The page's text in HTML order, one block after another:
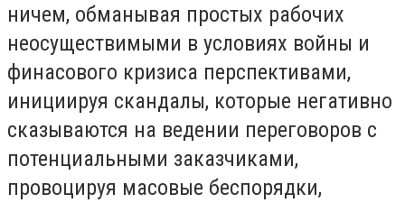
ничем, обманывая простых рабочих
неосуществимыми в условиях войны и
финасового кризиса перспективами,
инициируя скандалы, которые негативно
сказываются на ведении переговоров с
потенциальными заказчиками,
провоцируя масовые беспорядки,